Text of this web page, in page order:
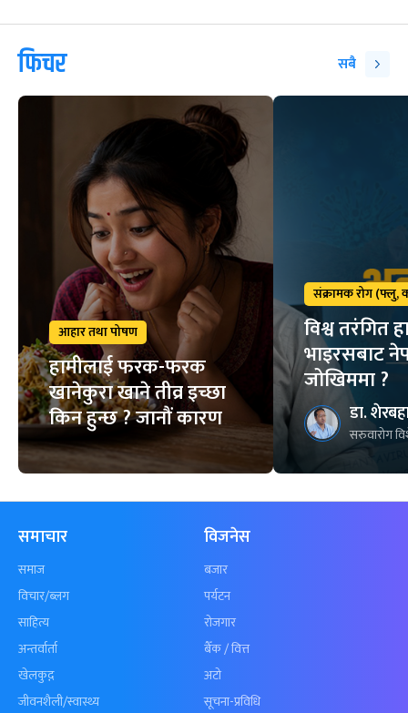
फिचर सबै
आहार तथा पोषण
हामीलाई फरक-फरक
खानेकुरा खाने तीव्र इच्छा
किन हुन्छ ? जानौं कारण
संक्रामक रोग (फ्लु,
विश्व तरंगित
भाइरसबाट
जोखिममा ?
डा.
सरुवारोग
समाचार
समाज
विचार/ब्लग
साहित्य
अन्तर्वार्ता
खेलकुद़़
जीवनशैली/स्वास्थ्य
विजनेस
बजार
पर्यटन
रोजगार
बैँक / वित्त
अटो
सूचना-प्रविधि